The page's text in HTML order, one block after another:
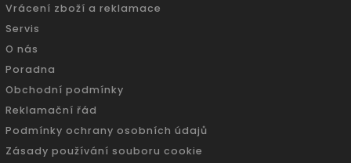
Vrácení zboží a reklamace
Servis
O nás
Poradna
Obchodní podmínky
Reklamační řád
Podmínky ochrany osobních údajů
Zásady používání souboru cookie